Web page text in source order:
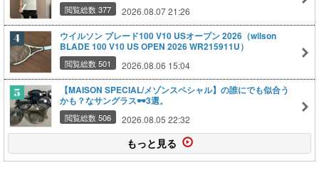
閲覧総数 377 2026.08.07 21:26
ウイルソン ブレード100 V10 USオープン 2026（wilson
BLADE 100 V10 US OPEN 2026 WR215911U）
閲覧総数 501 2026.08.06 15:04
【MAISON SPECIAL/メゾンスペシャル】の誰にでも似合う
かも？なサングラス🕶️3選。
閲覧総数 506 2026.08.05 22:32
もっと見る